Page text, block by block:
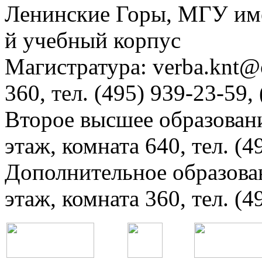
Ленинские Горы, МГУ
й учебный корпус
Магистратура:
360, тел. (495) 939-23-
Второе высшее
этаж, комната 640, тел.
Дополнительное
этаж, комната 360, тел.